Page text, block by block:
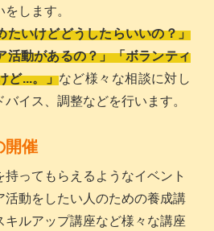
します。
たいけどどうしたらいいの？」
活動があるの？」「ボランティ
ど...。」など様々な相談に対し
イス、調整などを行います。
開催
ってもらえるようなイベント
活動をしたい人のための養成講
キルアップ講座など様々な講座